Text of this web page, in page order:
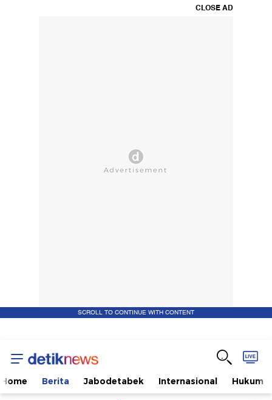
CLOSE AD
SCROLL TO CONTINUE WITH CONTENT
Home Berita Jabodetabek Internasional Hukum